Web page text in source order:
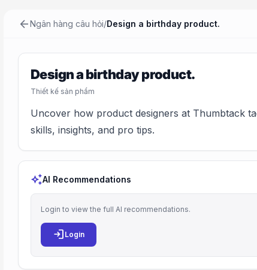
arrow_backNgân hàng câu hỏi/Design a birthday product.
Design a birthday product.
Thiết kế sản phẩm
Uncover how product designers at Thumbtack
skills, insights, and pro tips.
auto_awesomeAI Recommendations
Login to view the full AI recommendations.
login Login